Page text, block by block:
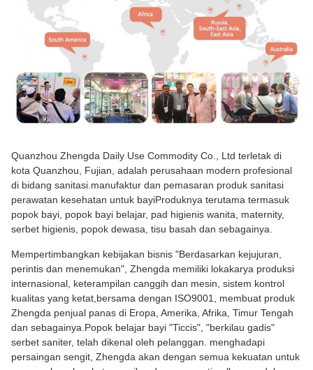
Quanzhou Zhengda Daily Use Commodity Co., Ltd terletak di
kota Quanzhou, Fujian, adalah perusahaan modern profesional
di bidang sanitasi.manufaktur dan pemasaran produk sanitasi
perawatan kesehatan untuk bayiProduknya terutama termasuk
popok bayi, popok bayi belajar, pad higienis wanita, maternity,
serbet higienis, popok dewasa, tisu basah dan sebagainya.
Mempertimbangkan kebijakan bisnis "Berdasarkan kejujuran,
perintis dan menemukan", Zhengda memiliki lokakarya produksi
internasional, keterampilan canggih dan mesin, sistem kontrol
kualitas yang ketat,bersama dengan ISO9001, membuat produk
Zhengda penjual panas di Eropa, Amerika, Afrika, Timur Tengah
dan sebagainya.Popok belajar bayi "Ticcis", "berkilau gadis"
serbet saniter, telah dikenal oleh pelanggan. menghadapi
persaingan sengit, Zhengda akan dengan semua kekuatan untuk